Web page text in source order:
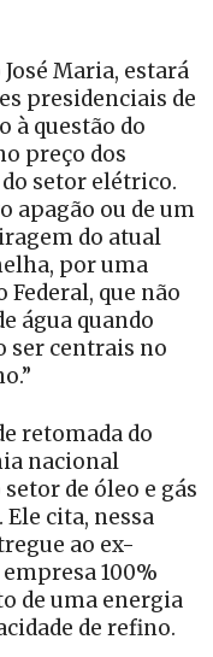
Maria, estará
presidenciais de
à questão do
preço dos
setor elétrico.
apagão ou de um
do atual
por uma
que não
água quando
ser centrais no
retomada do
nacional
de óleo e gás
cita, nessa
ao ex-
100%
de uma energia
de refino.